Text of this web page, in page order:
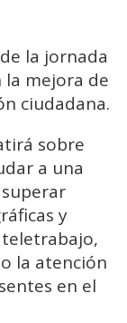
la jornada
la mejora de
ciudadana.
sobre
a una
y
la atención
en el